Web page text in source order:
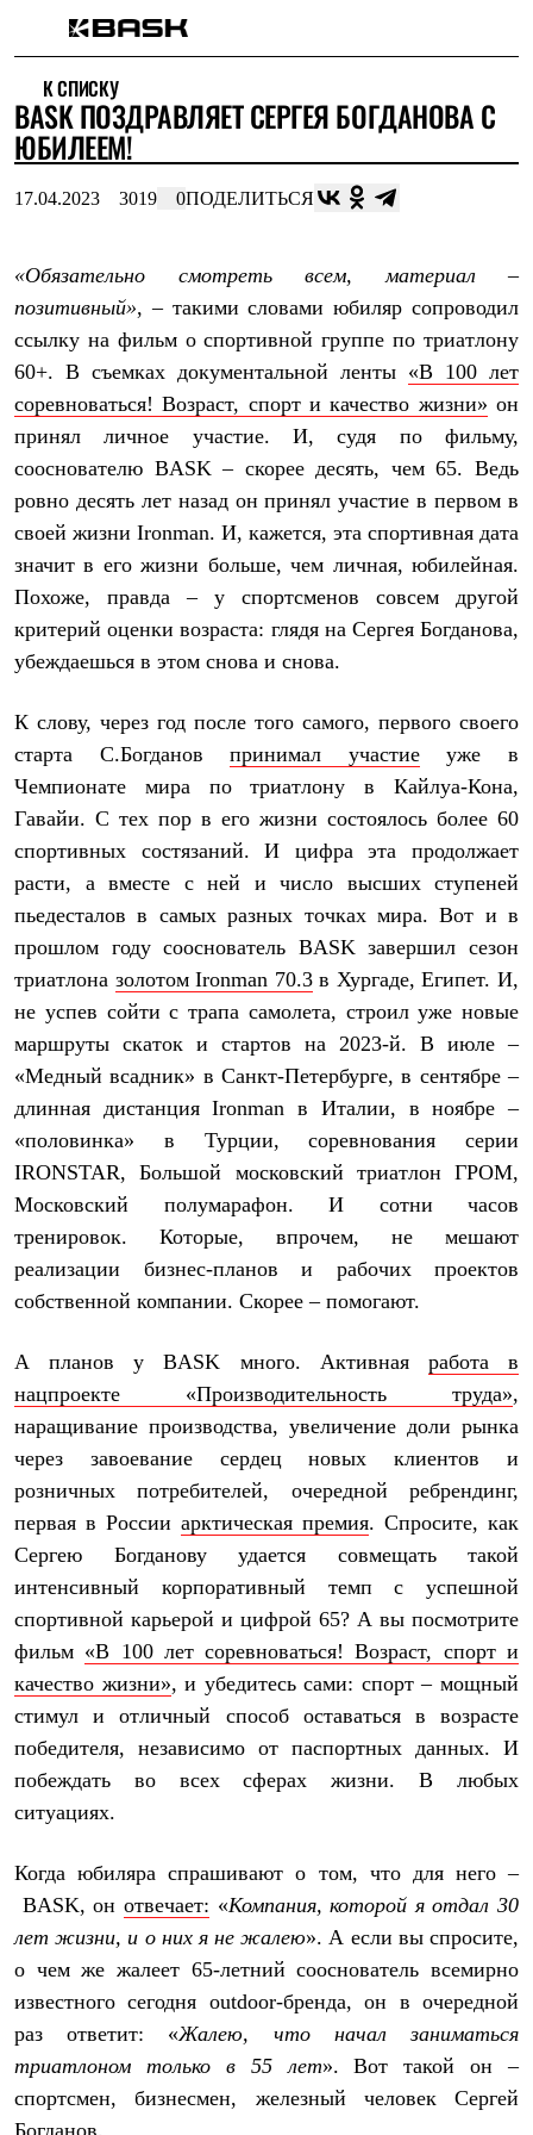
Интернет-магазин
Мужская одежда
Утепленная пухом
Куртки
Жилеты
Куртки
Штормовая одежда
Куртки
Брюки
Софтшелл одежда
Куртки
Брюки
Флисовая одежда
Куртки
Брюки
Жилеты
Термобелье
Теплое термобелье
Среднее термобелье
Легкое термобелье
Лёгкая одежда
Футболки
Рубашки
Брюки
Женская одежда
Утепленная пухом
Куртки
Жилеты
Утепленная синтетикой
Брюки
Штормовая одежда
Куртки
Софтшелл одежда
Куртки
Брюки
Лёгкая одежда
Рубашки
Футболки
Брюки
Термобелье
Теплое термобелье
Легкое термобелье
Флисовая одежда
Куртки
Брюки
Утепленная пухом
Куртки
Брюки
Комбинезоны
Куртки
Брюки
Лёгкая одежда
Футболки
Толстовки
Софтшелл одежда
Куртки
Куртки
Брюки
Жилеты
Комбинезоны
Термобелье
Комплект термобелья
Палатки
Тенты
Аксессуары для палаток
Рюкзаки
Экспедиционные
Альпинистские
Городские
Аксессуары для рюкзаков
Спальные мешки
Пуховые
Комбинированные
К СПИСКУ
BASK ПОЗДРАВЛЯЕТ СЕРГЕЯ БОГДАНОВА С
ЮБИЛЕЕМ!
17.04.2023 3019 0ПОДЕЛИТЬСЯ
«Обязательно смотреть всем, материал –
позитивный», – такими словами юбиляр сопроводил
ссылку на фильм о спортивной группе по триатлону
60+. В съемках документальной ленты «В 100 лет
соревноваться! Возраст, спорт и качество жизни» он
принял личное участие. И, судя по фильму,
сооснователю BASK – скорее десять, чем 65. Ведь
ровно десять лет назад он принял участие в первом в
своей жизни Ironman. И, кажется, эта спортивная дата
значит в его жизни больше, чем личная, юбилейная.
Похоже, правда – у спортсменов совсем другой
критерий оценки возраста: глядя на Сергея Богданова,
убеждаешься в этом снова и снова.
К слову, через год после того самого, первого своего
старта С.Богданов
принимал участие
уже в
Чемпионате мира по триатлону в Кайлуа-Кона,
Гавайи. С тех пор в его жизни состоялось более 60
спортивных состязаний. И цифра эта продолжает
расти, а вместе с ней и число высших ступеней
пьедесталов в самых разных точках мира. Вот и в
прошлом году сооснователь BASK завершил сезон
триатлона золотом Ironman 70.3 в Хургаде, Египет. И,
не успев сойти с трапа самолета, строил уже новые
маршруты скаток и стартов на 2023-й. В июле –
«Медный всадник» в Санкт-Петербурге, в сентябре –
длинная дистанция Ironman в Италии, в ноябре –
«половинка» в Турции, соревнования серии
IRONSTAR, Большой московский триатлон ГРОМ,
Московский полумарафон. И сотни часов
тренировок. Которые, впрочем, не мешают
реализации бизнес-планов и рабочих проектов
собственной компании. Скорее – помогают.
А планов у BASK много. Активная
работа в
нацпроекте «Производительность труда»,
наращивание производства, увеличение доли рынка
через завоевание сердец новых клиентов и
розничных потребителей, очередной ребрендинг,
первая в России арктическая премия. Спросите, как
Сергею Богданову удается совмещать такой
интенсивный корпоративный темп с успешной
спортивной карьерой и цифрой 65? А вы посмотрите
фильм «В 100 лет соревноваться! Возраст, спорт и
качество жизни», и убедитесь сами: спорт – мощный
стимул и отличный способ оставаться в возрасте
победителя, независимо от паспортных данных. И
побеждать во всех сферах жизни. В любых
ситуациях.
Когда юбиляра спрашивают о том, что для него –
BASK, он отвечает: «Компания, которой я отдал 30
лет жизни, и о них я не жалею». А если вы спросите,
о чем же жалеет 65-летний сооснователь всемирно
известного сегодня outdoor-бренда, он в очередной
раз ответит: «Жалею, что начал заниматься
триатлоном только в 55 лет». Вот такой он –
спортсмен, бизнесмен, железный человек Сергей
Богданов.